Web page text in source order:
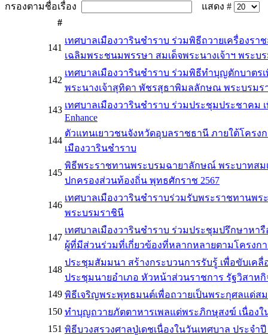
กรองตามชื่อเรื่อง
แสดง #
#
141
เทศบาลเมืองวารินชำราบ ร่วมพิธีถวายเครื่องร
เฉลิมพระชนมพรรษา สมเด็จพระนางเจ้าฯ พระบ
142
เทศบาลเมืองวารินชำราบ ร่วมพิธีทำบุญตักบาตร
พระนางเจ้าสุทิดา พัชรสุธาพิมลลักษณ พระบรมร
143 เทศบาลเมืองวารินชำราบ ร่วมประชุมประชาคม
Enhance
144
ตัวแทนเยาวชนจังหวัดอุบลราชธานี ภายใต้โครง
เมืองวารินชำราบ
145
พิธีพระราชทานพระบรมฉายาลักษณ์ พระบาทสม
ปกครองส่วนท้องถิ่น พุทธศักราช 2567
146
เทศบาลเมืองวารินชำราบร่วมรับพระราชทานพ
พระบรมราชินี
147
เทศบาลเมืองวารินชำราบ ร่วมประชุมปรึกษาหา
ผู้ที่มีส่วนร่วมที่เกี่ยวข้องที่หลากหลายตามโครงกา
148
ประชุมสัมมนา สร้างกระบวนการรับรู้ เพื่อขับเค
ประชุมนายอำเภอ หัวหน้าส่วนราชการ รัฐวิสาหกิ
149 พิธีเจริญพระพุทธมนต์เพื่อถวายเป็นพระกุศลแด่สม
150 ทำบุญถวายภัตตาหารเพลแด่พระภิกษุสงฆ์ เนื่องใ
151 พิธีบวงสรวงศาลปู่เดชเนื่องในวันเทศบาล ประจำปี